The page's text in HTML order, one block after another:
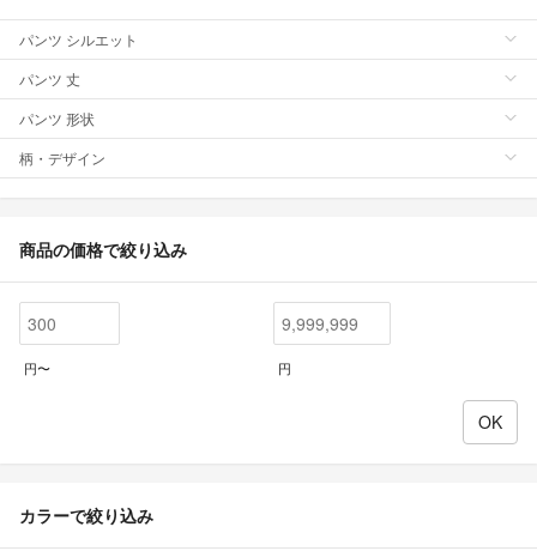
パンツ シルエット
パンツ 丈
パンツ 形状
柄・デザイン
商品の価格で絞り込み
円〜 円
カラーで絞り込み